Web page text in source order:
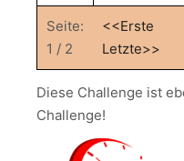
Seite:
1 / 2
<<Erste
Letzte>>
Diese Challenge ist
Challenge!